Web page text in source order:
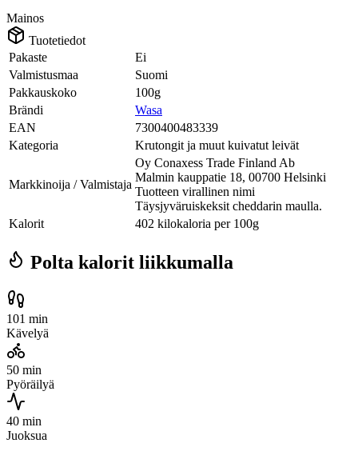
Mainos
Tuotetiedot
Pakaste
Ei
Valmistusmaa
Suomi
Pakkauskoko
100g
Brändi
Wasa
EAN
7300400483339
Kategoria
Krutongit ja muut kuivatut leivät
Markkinoija / Valmistaja
Oy Conaxess Trade Finland Ab
Malmin kauppatie 18, 00700 Helsinki
Tuotteen virallinen nimi
Täysjyväruiskeksit cheddarin maulla.
Kalorit
402 kilokaloria per 100g
Polta kalorit liikkumalla
101 min
Kävelyä
50 min
Pyöräilyä
40 min
Juoksua